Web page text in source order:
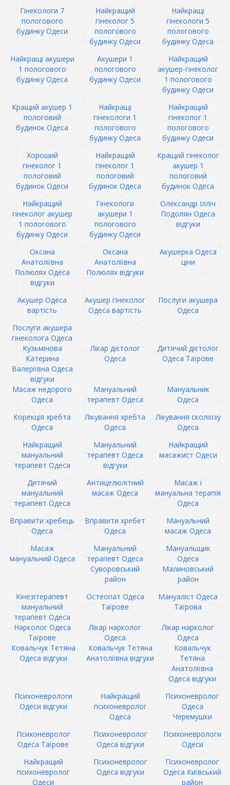
Гінекологи 7
пологового
будинку Одеси
Найкращий
гінеколог 5
пологового
будинку Одеси
Найкращі
гінекологи 5
пологового
будинку Одеса
Найкращі акушери
1 пологового
будинку Одеса
Акушери 1
пологового
будинку Одеси
Найкращий
акушер-гінеколог
1 пологового
будинку Одеси
Кращий акушер 1
пологовий
будинок Одеса
Найкращі
гінекологи 1
пологового
будинку Одеса
Найкращий
гінеколог 1
пологового
будинку Одеси
Хороший
гінеколог 1
пологовий
будинок Одеси
Найкращий
гінеколог 1
пологовий
будинок Одеса
Кращий гінеколог
акушер 1
пологовий
будинок Одеса
Найкращий
гінеколог акушер
1 пологового
будинку Одеси
Гінекологи
акушери 1
пологового
будинку Одеси
Олександр Ілліч
Подолян Одеса
відгуки
Оксана
Анатоліївна
Полюлях Одеса
відгуки
Оксана
Анатоліївна
Полюлях відгуки
Акушерка Одеса
ціни
Акушер Одеса
вартість
Акушер гінеколог
Одеса вартість
Послуги акушера
Одеса
Послуги акушера
гінеколога Одеса
Кузьмінова
Катерина
Валеріївна Одеса
відгуки
Лікар дієтолог
Одеса
Дитячий дієтолог
Одеса Таїрове
Масаж недорого
Одеса
Мануальний
терапевт Одеса
Мануальник
Одеса
Корекція хребта
Одеса
Лікування хребта
Одеса
Лікування сколіозу
Одеса
Найкращий
мануальний
терапевт Одеса
Мануальний
терапевт Одеса
відгуки
Найкращий
масажист Одеси
Дитячий
мануальний
терапевт Одеса
Антицелюлітний
масаж Одеса
Масаж і
мануальна терапія
Одеса
Вправити хребець
Одеса
Вправити хребет
Одеса
Мануальний
масаж Одеса
Масаж
мануальний Одеса
Мануальний
терапевт Одеса
Суворовський
район
Мануальщик
Одеса
Малиновський
район
Кінезітерапевт
мануальний
терапевт Одеса
Остеопат Одеса
Таїрове
Мануаліст Одеса
Таїрова
Нарколог Одеса
Таїрове
Лікар нарколог
Одеса
Лікар нарколог
Одеса
Ковальчук Тетяна
Одеса відгуки
Ковальчук Тетяна
Анатоліївна відгуки
Ковальчук
Тетяна
Анатоліївна
Одеса відгуки
Психоневрологи
Одеси відгуки
Найкращий
психоневролог
Одеса
Психоневролог
Одеса
Черемушки
Психоневролог
Одеса Таїрове
Психоневролог
Одеса відгуки
Психоневрологи
Одеси
Найкращий
психоневролог
Одеси
Психоневролог
Одеса відгуки
Психоневролог
Одеса Київський
район